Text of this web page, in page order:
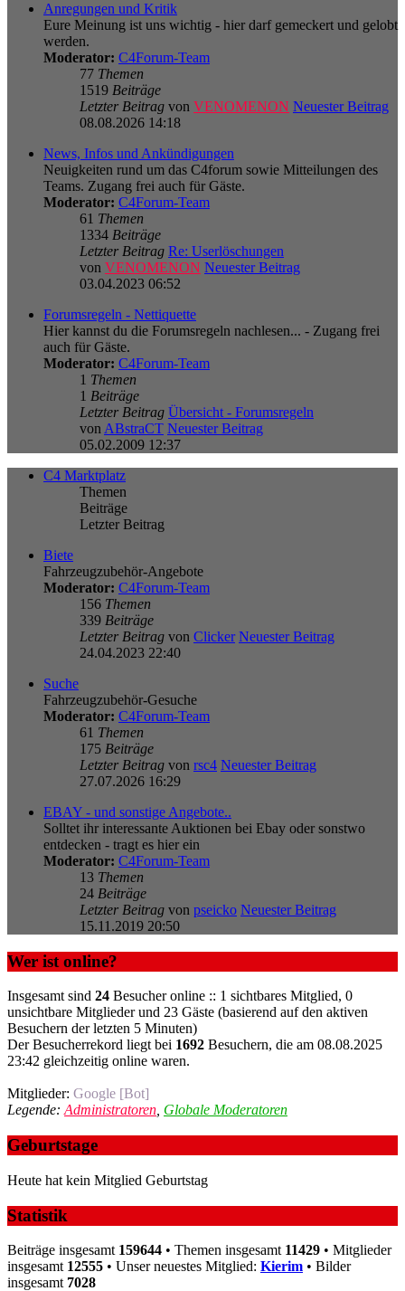
Anregungen und Kritik
Eure Meinung ist uns wichtig - hier darf gemeckert und gelobt
werden.
Moderator: C4Forum-Team
77 Themen
1519 Beiträge
Letzter Beitrag von VENOMENON Neuester Beitrag
08.08.2026 14:18
News, Infos und Ankündigungen
Neuigkeiten rund um das C4forum sowie Mitteilungen des
Teams. Zugang frei auch für Gäste.
Moderator: C4Forum-Team
61 Themen
1334 Beiträge
Letzter Beitrag Re: Userlöschungen
von VENOMENON Neuester Beitrag
03.04.2023 06:52
Forumsregeln - Nettiquette
Hier kannst du die Forumsregeln nachlesen... - Zugang frei
auch für Gäste.
Moderator: C4Forum-Team
1 Themen
1 Beiträge
Letzter Beitrag Übersicht - Forumsregeln
von ABstraCT Neuester Beitrag
05.02.2009 12:37
C4 Marktplatz
Themen
Beiträge
Letzter Beitrag
Biete
Fahrzeugzubehör-Angebote
Moderator: C4Forum-Team
156 Themen
339 Beiträge
Letzter Beitrag von Clicker Neuester Beitrag
24.04.2023 22:40
Suche
Fahrzeugzubehör-Gesuche
Moderator: C4Forum-Team
61 Themen
175 Beiträge
Letzter Beitrag von rsc4 Neuester Beitrag
27.07.2026 16:29
EBAY - und sonstige Angebote..
Solltet ihr interessante Auktionen bei Ebay oder sonstwo
entdecken - tragt es hier ein
Moderator: C4Forum-Team
13 Themen
24 Beiträge
Letzter Beitrag von pseicko Neuester Beitrag
15.11.2019 20:50
Wer ist online?
Insgesamt sind 24 Besucher online :: 1 sichtbares Mitglied, 0
unsichtbare Mitglieder und 23 Gäste (basierend auf den aktiven
Besuchern der letzten 5 Minuten)
Der Besucherrekord liegt bei 1692 Besuchern, die am 08.08.2025
23:42 gleichzeitig online waren.
Mitglieder: Google [Bot]
Legende:Administratoren, Globale Moderatoren
Geburtstage
Heute hat kein Mitglied Geburtstag
Statistik
Beiträge insgesamt 159644 • Themen insgesamt 11429 • Mitglieder
insgesamt 12555 • Unser neuestes Mitglied: Kierim • Bilder
insgesamt 7028